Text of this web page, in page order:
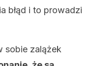
błąd i to prowadzi
sobie zalążek